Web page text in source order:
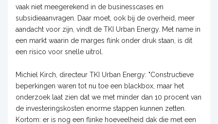
vaak niet meegerekend in de businesscases en
subsidieaanvragen. Daar moet, ook bij de overheid, meer
aandacht voor zijn, vindt de TKI Urban Energy. Met name in
een markt waarin de marges flink onder druk staan, is dit
een risico voor snelle uitrol.
Michiel Kirch, directeur TKI Urban Energy: "Constructieve
beperkingen waren tot nu toe een blackbox, maar het
onderzoek laat zien dat we met minder dan 10 procent van
de investeringskosten enorme stappen kunnen zetten.
Kortom: er is nog een flinke hoeveelheid dak die met een